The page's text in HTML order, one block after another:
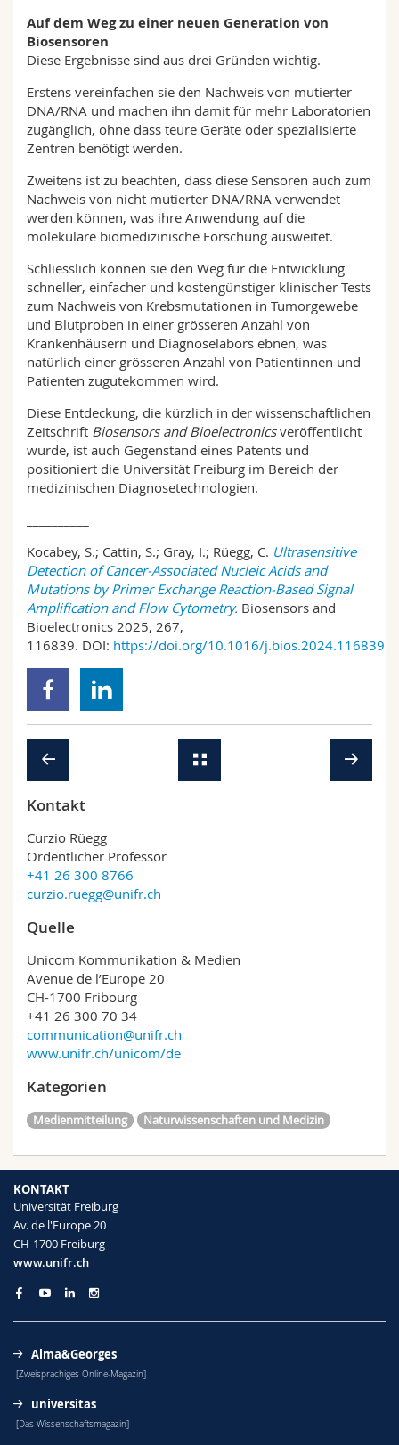
Auf dem Weg zu einer neuen Generation von
Biosensoren
Diese Ergebnisse sind aus drei Gründen wichtig.
Erstens vereinfachen sie den Nachweis von mutierter
DNA/RNA und machen ihn damit für mehr Laboratorien
zugänglich, ohne dass teure Geräte oder spezialisierte
Zentren benötigt werden.
Zweitens ist zu beachten, dass diese Sensoren auch zum
Nachweis von nicht mutierter DNA/RNA verwendet
werden können, was ihre Anwendung auf die
molekulare biomedizinische Forschung ausweitet.
Schliesslich können sie den Weg für die Entwicklung
schneller, einfacher und kostengünstiger klinischer Tests
zum Nachweis von Krebsmutationen in Tumorgewebe
und Blutproben in einer grösseren Anzahl von
Krankenhäusern und Diagnoselabors ebnen, was
natürlich einer grösseren Anzahl von Patientinnen und
Patienten zugutekommen wird.
Diese Entdeckung, die kürzlich in der wissenschaftlichen
Zeitschrift Biosensors and Bioelectronicsveröffentlicht
wurde, ist auch Gegenstand eines Patents und
positioniert die Universität Freiburg im Bereich der
medizinischen Diagnosetechnologien.
Kocabey, S.; Cattin, S.; Gray, I.; Rüegg, C. Ultrasensitive
Detection of Cancer-Associated Nucleic Acids and
Mutations by Primer Exchange Reaction-Based Signal
Amplification and Flow Cytometry. Biosensors and
Bioelectronics 2025, 267,
116839. DOI: https://doi.org/10.1016/j.bios.2024.116839
Kontakt
Curzio Rüegg
Ordentlicher Professor
+41 26 300 8766
curzio.ruegg@unifr.ch
Quelle
Unicom Kommunikation & Medien
Avenue de l’Europe 20
CH-1700 Fribourg
+41 26 300 70 34
communication@unifr.ch
www.unifr.ch/unicom/de
Kategorien
Medienmitteilung Naturwissenschaften und Medizin
KONTAKT
Universität Freiburg
Av. de l'Europe 20
CH-1700 Freiburg
www.unifr.ch
Alma&Georges
[Zweisprachiges Online-Magazin]
universitas
[Das Wissenschaftsmagazin]